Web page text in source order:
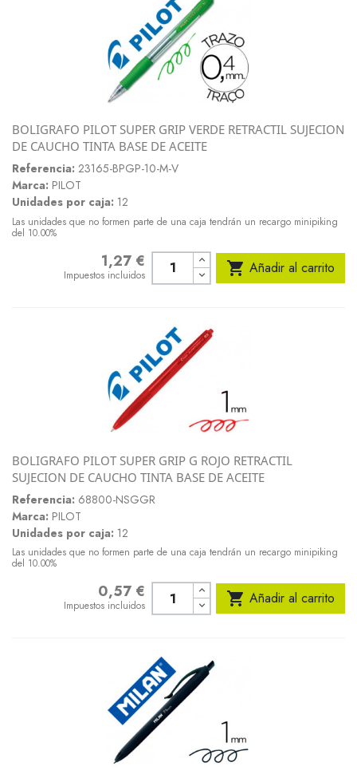
BOLIGRAFO PILOT SUPER GRIP VERDE RETRACTIL SUJECION
DE CAUCHO TINTA BASE DE ACEITE
Referencia: 23165-BPGP-10-M-V
Marca: PILOT
Unidades por caja: 12
Las unidades que no formen parte de una caja tendrán un recargo minipiking
del 10.00%
1,27 €
Impuestos incluidos  Añadir al carrito
BOLIGRAFO PILOT SUPER GRIP G ROJO RETRACTIL
SUJECION DE CAUCHO TINTA BASE DE ACEITE
Referencia: 68800-NSGGR
Marca: PILOT
Unidades por caja: 12
Las unidades que no formen parte de una caja tendrán un recargo minipiking
del 10.00%
0,57 €
Impuestos incluidos  Añadir al carrito